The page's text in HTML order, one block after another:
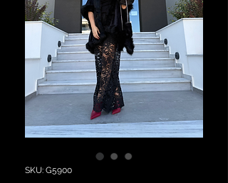
SKU: G5900